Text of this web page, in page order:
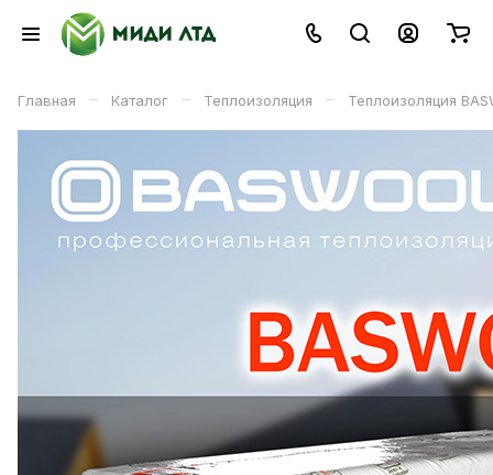
Главная – Каталог – Теплоизоляция – Теплоизоляция